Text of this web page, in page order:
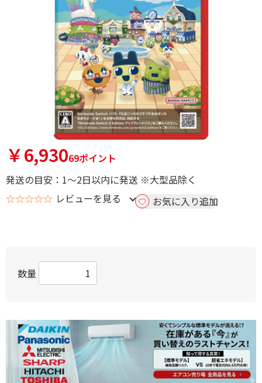
￥6,93069ポイント
発送の目安：1～2日以内に発送 ※大型品除く
☆☆☆☆☆ レビューを見る お気に入り追加
数量